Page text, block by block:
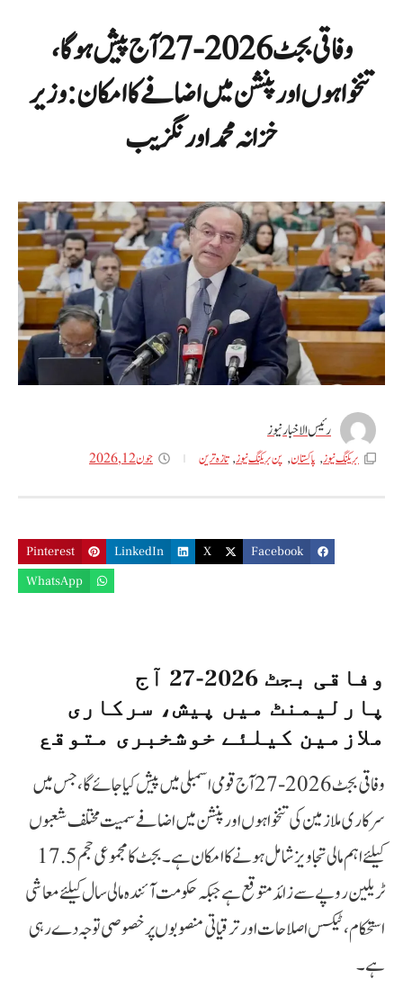
وفاقی بجٹ 2026-27 آج پیش ہوگا،
تنخواہوں اور پنشن میں اضافے کا امکان:وزیر
خزانہ محمد اورنگزیب
رئیس الاخبار نیوز
بریکنگ نیوز, پاکستان, پن بریکنگ نیوز,تازه ترین جون 12, 2026
Facebook
X
LinkedIn
Pinterest
WhatsApp
وفاقی بجٹ 2026-27 آج
پارلیمنٹ میں پیش، سرکاری
ملازمین کیلئے خوشخبری متوقع
وفاقی بجٹ 2026-27 آج قومی اسمبلی میں پیش کیا جائے گا، جس میں
سرکاری ملازمین کی تنخواہوں اور پنشن میں اضافے سمیت مختلف شعبوں
کیلئے اہم مالی تجاویز شامل ہونے کا امکان ہے۔ بجٹ کا مجموعی حجم 17.5
ٹریلین روپے سے زائد متوقع ہے جبکہ حکومت آئندہ مالی سال کیلئے معاشی
استحکام، ٹیکس اصلاحات اور ترقیاتی منصوبوں پر خصوصی توجہ دے رہی
ہے۔